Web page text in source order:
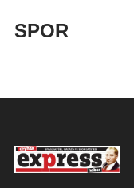
SPOR